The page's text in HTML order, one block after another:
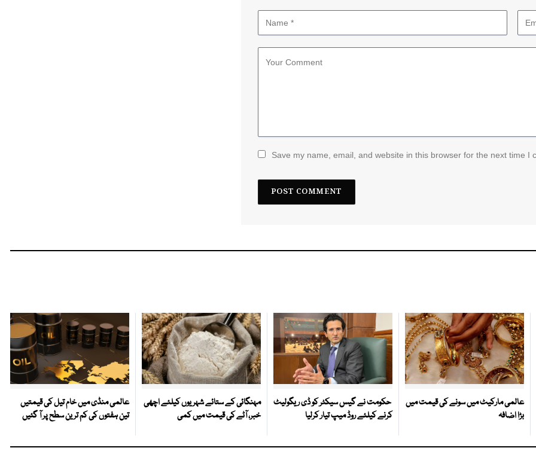
Save my name, email, and website in this browser for the next time I
عالمی مارکیٹ میں سونے کی قیمت میں
بڑا اضافہ
حکومت نے گیس سیکٹر کو ڈی ریگولیٹ
کرنے کیلئے روڈ میپ تیار کرلیا
مہنگائی کے ستائے شہریوں کیلئے اچھی
خبر، آٹے کی قیمت میں کمی
عالمی منڈی میں خام تیل کی قیمتیں
تین ہفتوں کی کم ترین سطح پر آ گئیں